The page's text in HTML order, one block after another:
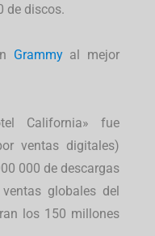
de discos.
Grammyal mejor
California» fue
ventas digitales)
000 de descargas
globales del
los 150 millones